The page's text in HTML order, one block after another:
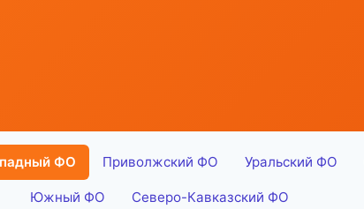
ФО Приволжский ФО Уральский ФО
Южный ФО Северо-Кавказский ФО